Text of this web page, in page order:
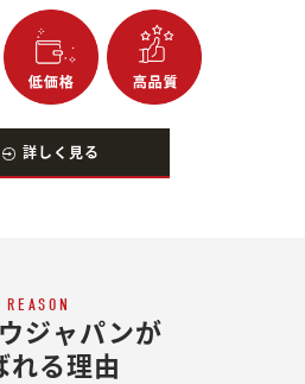
詳しく見る
REASON
ジャパンが
れる理由